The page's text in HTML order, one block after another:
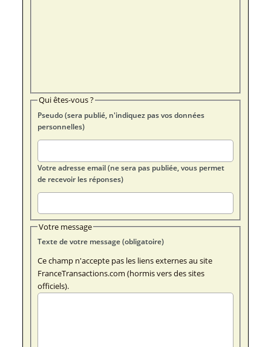
Qui êtes-vous ?
Pseudo (sera publié, n'indiquez pas vos données
personnelles)
Votre adresse email (ne sera pas publiée, vous permet
de recevoir les réponses)
Votre message
Texte de votre message (obligatoire)
Ce champ n'accepte pas les liens externes au site
FranceTransactions.com (hormis vers des sites
officiels).